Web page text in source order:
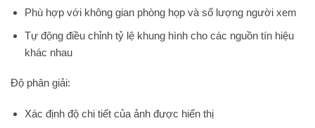
Phù hợp với không gian phòng họp và số lượng người xem
Tự động điều chỉnh tỷ lệ khung hình cho các nguồn tín hiệu
khác nhau
Độ phân giải:
Xác định độ chi tiết của ảnh được hiển thị